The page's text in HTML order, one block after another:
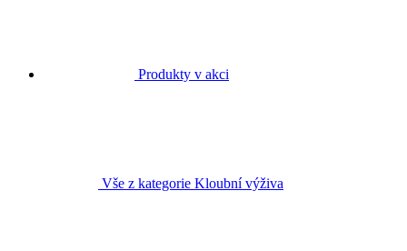
Produkty v akci
Vše z kategorie Kloubní výživa